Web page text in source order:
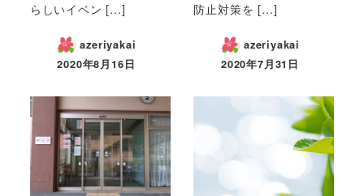
らしいイベン […]
azeriyakai
2020年8月16日
防止対策を […]
azeriyakai
2020年7月31日